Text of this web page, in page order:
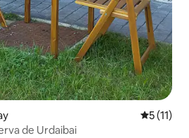
5 de uma
5 (11)
de Urdaibai